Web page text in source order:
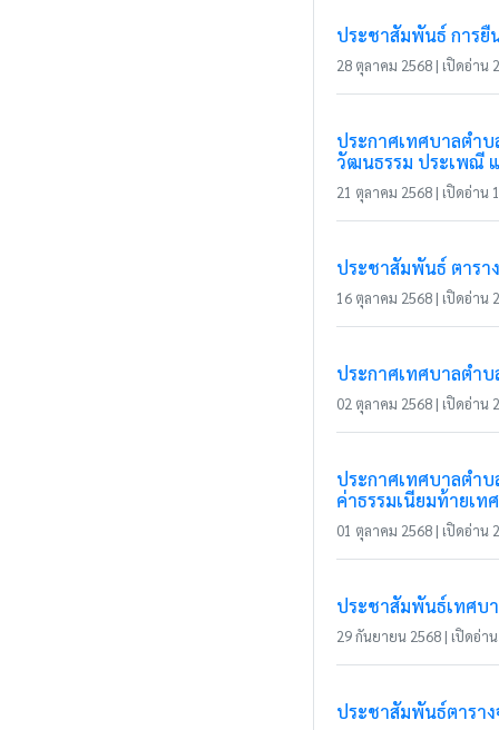
ประชาสัมพันธ์ การยื
28 ตุลาคม 2568 | เปิดอ่าน
ประกาศเทศบาลตำ
วัฒนธรรม ประเพณี
21 ตุลาคม 2568 | เปิดอ่าน
ประชาสัมพันธ์ ตารา
16 ตุลาคม 2568 | เปิดอ่าน
ประกาศเทศบาลตำ
02 ตุลาคม 2568 | เปิดอ่าน
ประกาศเทศบาลตำ
ค่าธรรมเนียมท้ายเ
01 ตุลาคม 2568 | เปิดอ่าน
ประชาสัมพันธ์เทศบ
29 กันยายน 2568 | เปิดอ่า
ประชาสัมพันธ์ตารา